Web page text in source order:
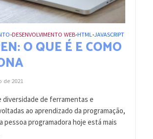
•DESENVOLVIMENTO WEB•HTML•JAVASCRIPT
O QUE É E COMO
de 2021
diversidade de ferramentas e
ao aprendizado da programação,
pessoa programadora hoje está mais